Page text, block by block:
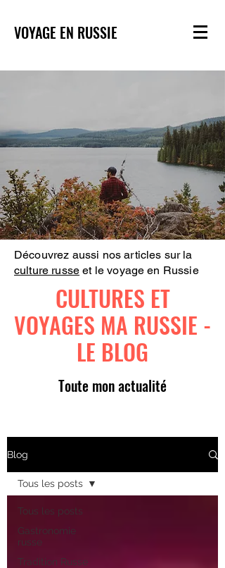
VOYAGE EN RUSSIE
Découvrez aussi nos articles sur la
culture russe et le voyage en Russie
CULTURES ET
VOYAGES MA RUSSIE -
LE BLOG
Toute mon actualité
Blog
Tous les posts
Gastronomie
russe
Tradition Russe
Tous les posts